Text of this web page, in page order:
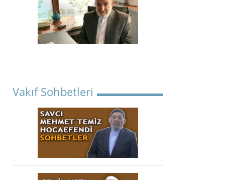
Vakıf Sohbetleri